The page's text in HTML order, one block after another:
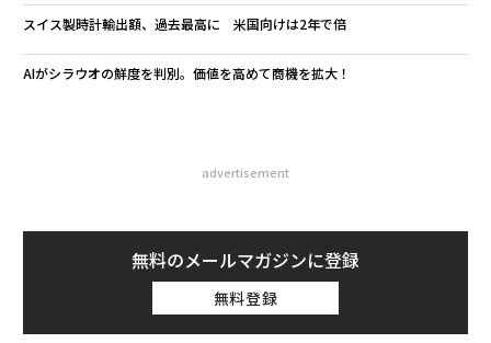
スイス製時計輸出額、過去最高に 米国向けは2年で倍
AIがシラウオの鮮度を判別。価値を高めて商機を拡大！
advertisement
無料のメールマガジンに登録
無料登録